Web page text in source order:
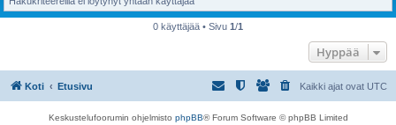
0 käyttäjää • Sivu 1/1
Hyppää
Koti Etusivu Kaikki ajat ovat UTC
Keskustelufoorumin ohjelmisto phpBB® Forum Software © phpBB Limited